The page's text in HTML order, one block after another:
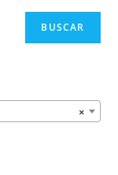
BUSCAR
×